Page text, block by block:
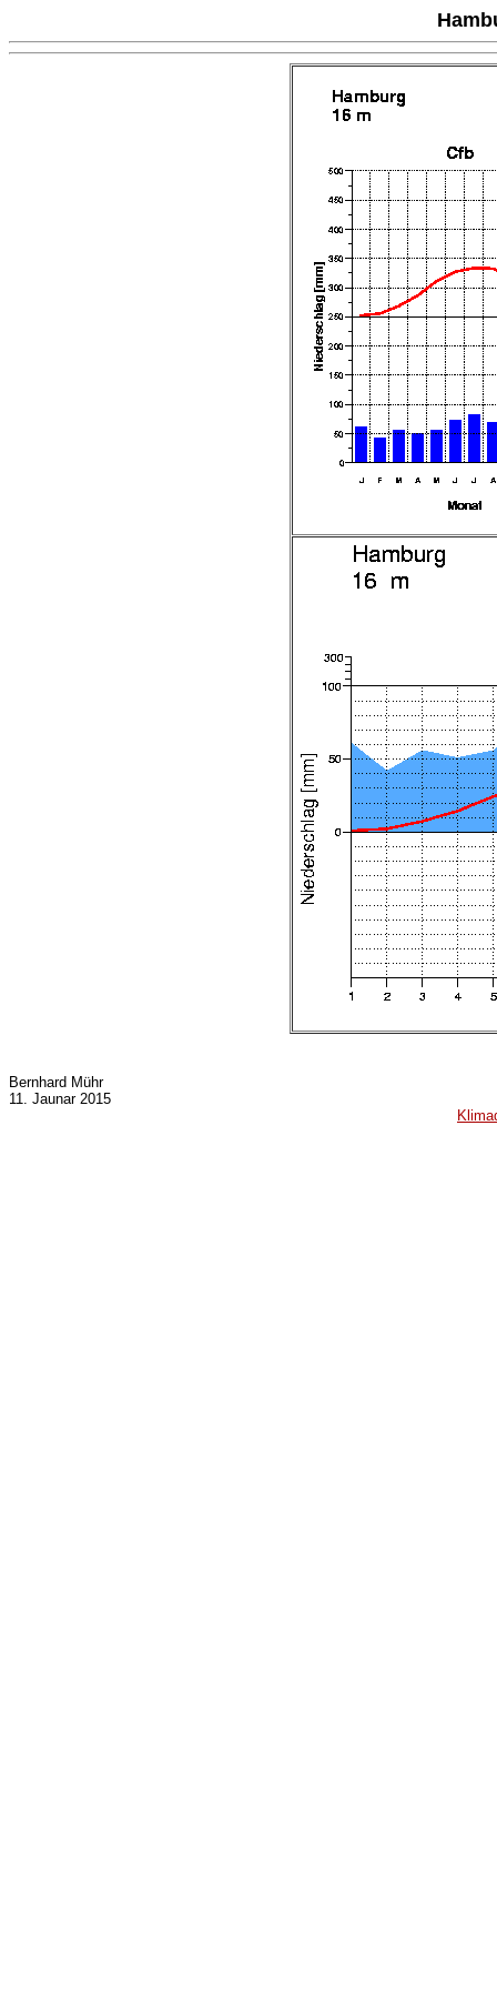
Bernhard Mühr
11. Jaunar 2015